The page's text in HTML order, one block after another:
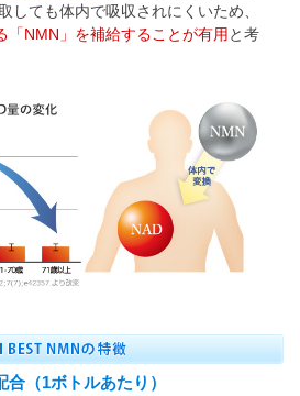
しても体内で吸収されにくいため、
「NMN」を補給することが有用 と考
（1ボトルあたり）